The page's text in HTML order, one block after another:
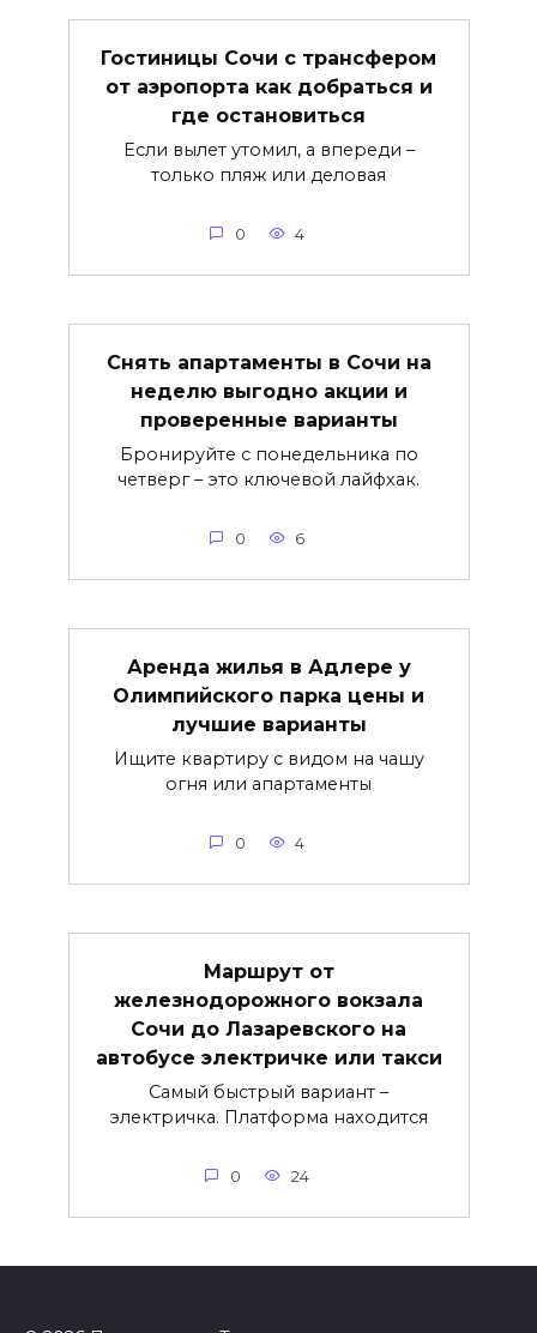
Гостиницы Сочи с трансфером
от аэропорта как добраться и
где остановиться
Если вылет утомил, а впереди –
только пляж или деловая
0 4
Снять апартаменты в Сочи на
неделю выгодно акции и
проверенные варианты
Бронируйте с понедельника по
четверг – это ключевой лайфхак.
0 6
Аренда жилья в Адлере у
Олимпийского парка цены и
лучшие варианты
Ищите квартиру с видом на чашу
огня или апартаменты
0 4
Маршрут от
железнодорожного вокзала
Сочи до Лазаревского на
автобусе электричке или такси
Самый быстрый вариант –
электричка. Платформа находится
0 24